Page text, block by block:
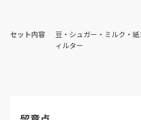
セット内容
豆・シュガー・ミルク・
ィルター